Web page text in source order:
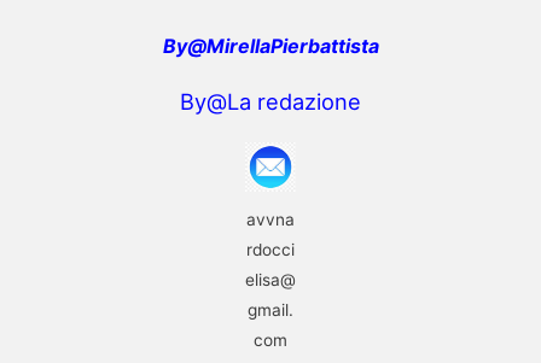
By@MirellaPierbattista
By@La redazione
avvna
rdocci
elisa@
gmail.
com